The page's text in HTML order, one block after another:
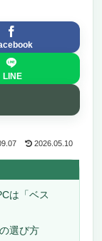
LINE
2026.05.10
は「ベス
選び方